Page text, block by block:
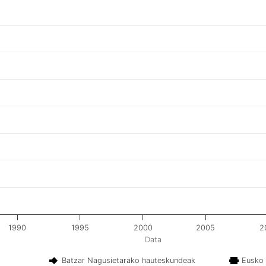
Data
Batzar Nagusietarako hauteskundeak
1990 1995 2000 2005